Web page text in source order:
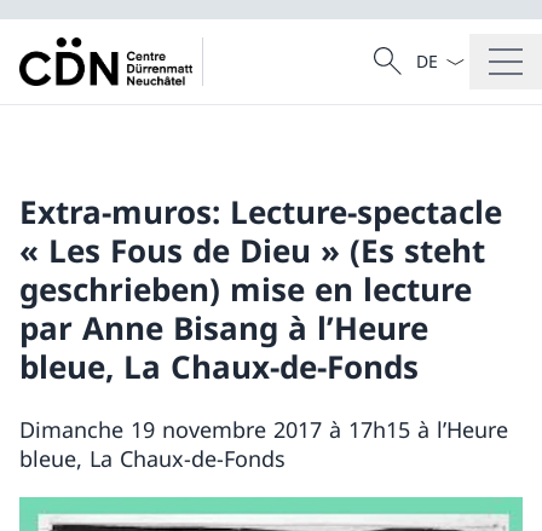
Recherche
Recherche
La langue
Extra-muros: Lecture-spectacle
« Les Fous de Dieu » (Es steht
geschrieben) mise en lecture
par Anne Bisang à l’Heure
bleue, La Chaux-de-Fonds
Dimanche 19 novembre 2017 à 17h15 à l’Heure
bleue, La Chaux-de-Fonds